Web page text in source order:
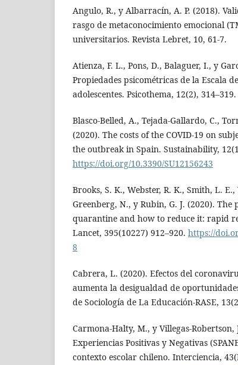
Angulo, R., y Albarracín, A. P. (2018).
rasgo de metaconocimiento emocional
universitarios. Revista Lebret, 10, 61-7.
Atienza, F. L., Pons, D., Balaguer, I., y
Propiedades psicométricas de la Escala
adolescentes. Psicothema, 12(2), 314–319.
Blasco-Belled, A., Tejada-Gallardo, C.,
(2020). The costs of the COVID-19 on
the outbreak in Spain. Sustainability,
https://doi.org/10.3390/SU12156243
Brooks, S. K., Webster, R. K., Smith, L.
Greenberg, N., y Rubin, G. J. (2020).
quarantine and how to reduce it: rapid
Lancet, 395(10227) 912–920. https://
8
Cabrera, L. (2020). Efectos del
aumenta la desigualdad de
de Sociología de La Educación-RASE,
Carmona-Halty, M., y Villegas-Robertson,
Experiencias Positivas y Negativas
contexto escolar chileno. Interciencia,